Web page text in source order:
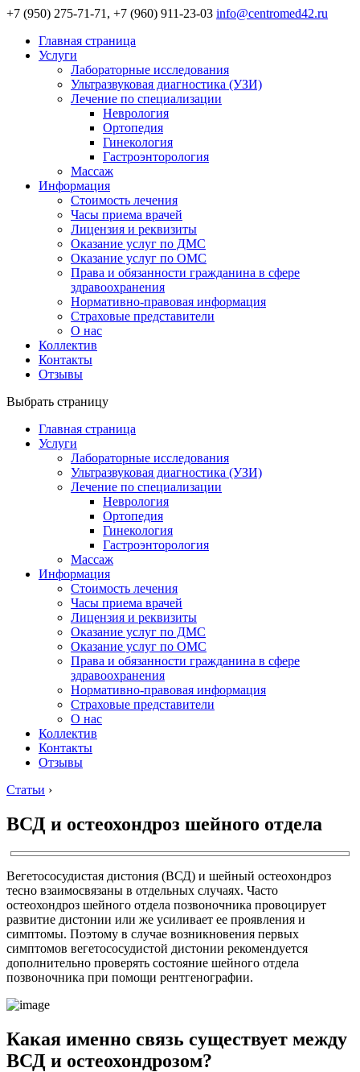
+7 (950) 275-71-71, +7 (960) 911-23-03 info@centromed42.ru
Главная страница
Услуги
Лабораторные исследования
Ультразвуковая диагностика (УЗИ)
Лечение по специализации
Неврология
Ортопедия
Гинекология
Гастроэнторология
Массаж
Информация
Стоимость лечения
Часы приема врачей
Лицензия и реквизиты
Оказание услуг по ДМС
Оказание услуг по ОМС
Права и обязанности гражданина в сфере
здравоохранения
Нормативно-правовая информация
Страховые представители
О нас
Коллектив
Контакты
Отзывы
Выбрать страницу
Главная страница
Услуги
Лабораторные исследования
Ультразвуковая диагностика (УЗИ)
Лечение по специализации
Неврология
Ортопедия
Гинекология
Гастроэнторология
Массаж
Информация
Стоимость лечения
Часы приема врачей
Лицензия и реквизиты
Оказание услуг по ДМС
Оказание услуг по ОМС
Права и обязанности гражданина в сфере
здравоохранения
Нормативно-правовая информация
Страховые представители
О нас
Коллектив
Контакты
Отзывы
Статьи ›
ВСД и остеохондроз шейного отдела
Вегетососудистая дистония (ВСД) и шейный остеохондроз
тесно взаимосвязаны в отдельных случаях. Часто
остеохондроз шейного отдела позвоночника провоцирует
развитие дистонии или же усиливает ее проявления и
симптомы. Поэтому в случае возникновения первых
симптомов вегетососудистой дистонии рекомендуется
дополнительно проверять состояние шейного отдела
позвоночника при помощи рентгенографии.
Какая именно связь существует между
ВСД и остеохондрозом?